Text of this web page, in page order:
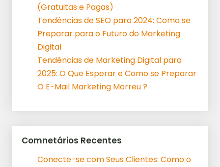
(Gratuitas e Pagas)
Tendências de SEO para 2024: Como se
Preparar para o Futuro do Marketing
Digital
Tendências de Marketing Digital para
2025: O Que Esperar e Como se Preparar
O E-Mail Marketing Morreu ?
Comnetários Recentes
Conecte-se com Seus Clientes: Como o